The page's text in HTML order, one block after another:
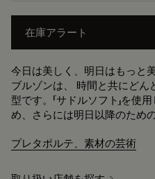
在庫アラート
今日は美しく、明日はもっと
ブルゾンは、 時間と共にど
型です。「サドルソフト」を使
め、さらには明日以降のため
プレタポルテ、素材の芸術